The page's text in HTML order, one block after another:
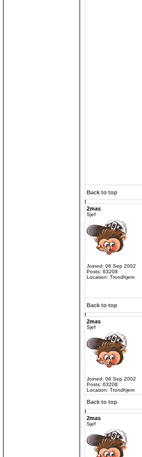
Back to top
2mas
Sjef
Joined: 06 Sep 2002
Posts: 63208
Location: Trondhjem
Back to top
2mas
Sjef
Joined: 06 Sep 2002
Posts: 63208
Location: Trondhjem
Back to top
2mas
Sjef